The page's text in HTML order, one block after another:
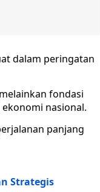
dalam peringatan
fondasi
nasional.
panjang
Strategis